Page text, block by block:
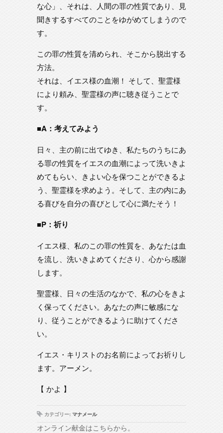
な心」、それは、人間の罪の性質であり、見
聞きするすべてのことをゆがめてしまうので
す。
この罪の性質を清められ、そこから脱出する
方法。
それは、イエス様の血潮！ そして、聖霊様
により頼み、聖霊様の声に聴き従うことで
す。
■A：考えてみよう
日々、主の前に出てゆき、私たちのうちにあ
る罪の性質をイエスの血潮によって洗いきよ
めてもらい、きよい心を保つことができるよ
う、聖霊様を求めよう。そして、主の内にあ
る喜びを自分の喜びとして心に満たそう！
■P：祈り
イエス様、私のこの罪の性質を、あなたは血
を流し、洗いきよめてくださり、心から感謝
します。
聖霊様、日々の生活のなかで、私の心をきよ
く保ってください。あなたの声に敏感にな
り、従うことができるように助けてくださ
い。
イエス・キリストのお名前によってお祈りし
ます。アーメン。
【 かよ 】
カテゴリー: マナメール
オンライン献金はこちらから。